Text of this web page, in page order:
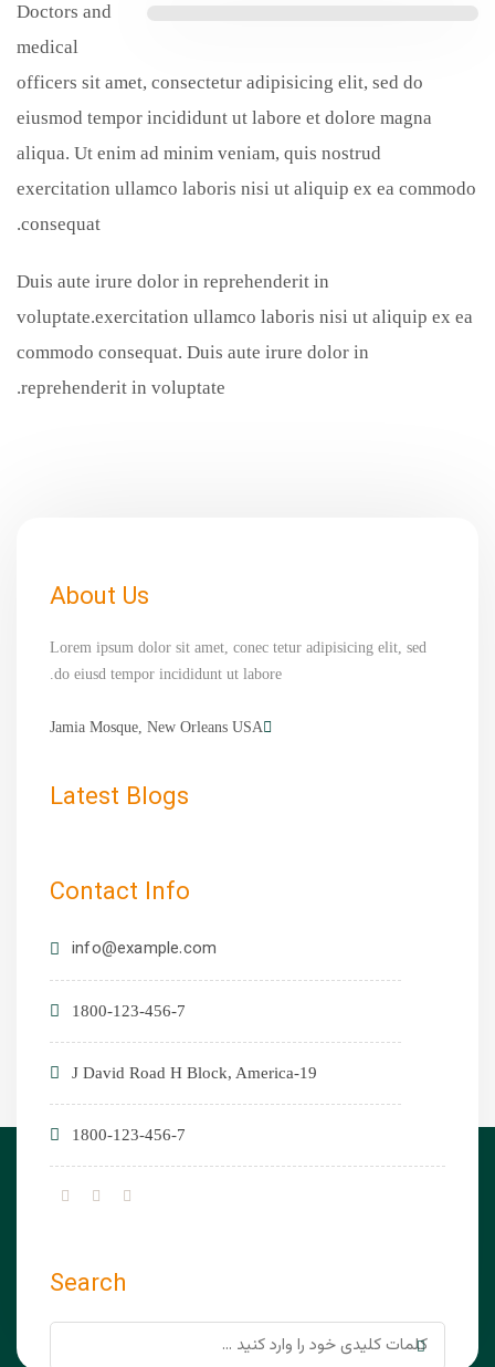
Doctors and
medical
officers sit amet, consectetur adipisicing elit, sed do
eiusmod tempor incididunt ut labore et dolore magna
aliqua. Ut enim ad minim veniam, quis nostrud
exercitation ullamco laboris nisi ut aliquip ex ea commodo
consequat.
Duis aute irure dolor in reprehenderit in
voluptate.exercitation ullamco laboris nisi ut aliquip ex ea
commodo consequat. Duis aute irure dolor in
reprehenderit in voluptate.
About Us
Lorem ipsum dolor sit amet, conec tetur adipisicing elit, sed
do eiusd tempor incididunt ut labore.
Jamia Mosque, New Orleans USA
Latest Blogs
Contact Info
info@example.com
1800-123-456-7
19-J David Road H Block, America
1800-123-456-7
Search